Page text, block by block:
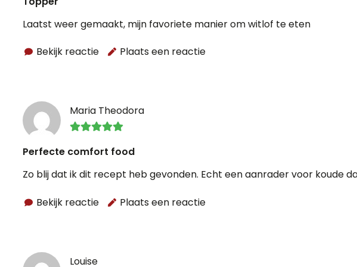
Laatst weer gemaakt, mijn favoriete manier om witlof te eten
Bekijk reactie Plaats een reactie
Maria Theodora
Perfecte comfort food
Zo blij dat ik dit recept heb gevonden. Echt een aanrader voor koude
Bekijk reactie Plaats een reactie
Louise